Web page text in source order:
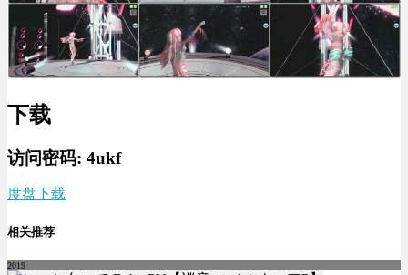
下载
访问密码: 4ukf
度盘下载
相关推荐
2019